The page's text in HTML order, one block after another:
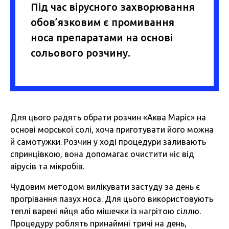
Під час вірусного захворювання
обов’язковим є промивання
носа препаратами на основі
сольового розчину.
Для цього радять обрати розчин «Аква Маріс» на
основі морської солі, хоча приготувати його можна
й самотужки. Розчин у ході процедури заливають
спринцівкою, вона допомагає очистити ніс від
вірусів та мікробів.
Чудовим методом вилікувати застуду за день є
прогрівання пазух носа. Для цього використовують
теплі варені яйця або мішечки із нагрітою сіллю.
Процедуру роблять принаймні тричі на день,